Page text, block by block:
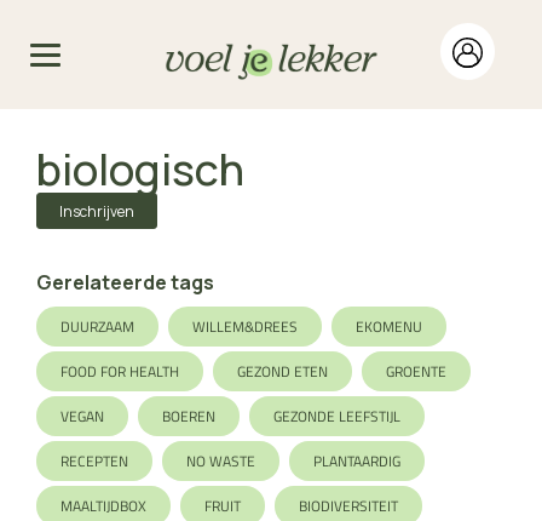
biologisch
Inschrijven
Gerelateerde tags
DUURZAAM WILLEM&DREES
EKOMENU
FOOD FOR HEALTH
GEZOND ETEN
GROENTE
VEGAN
BOEREN
GEZONDE LEEFSTIJL
RECEPTEN
NO WASTE
PLANTAARDIG
MAALTIJDBOX
FRUIT
BIODIVERSITEIT